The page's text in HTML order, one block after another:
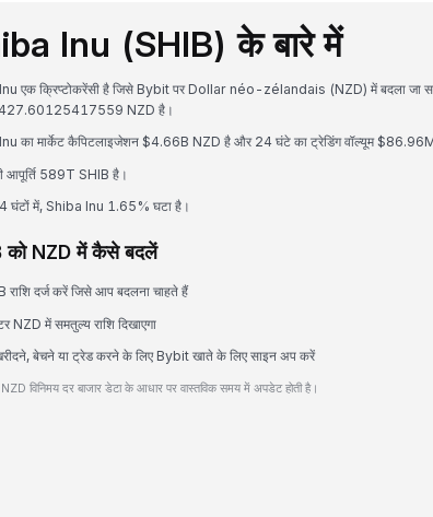
Inu (SHIB) के बारे में
एक क्रिप्टोकरेंसी है जिसे Bybit पर Dollar néo-zélandais (NZD) में बदला जा
NZD है।
का मार्केट कैपिटलाइजेशन $4.66B NZD है और 24 घंटे का ट्रेडिंग वॉल्यूम
आपूर्ति 589T SHIB है।
घंटों में, Shiba Inu 1.65% घटा है।
को NZD में कैसे बदलें
राशि दर्ज करें जिसे आप बदलना चाहते हैं
NZD में समतुल्य राशि दिखाएगा
बेचने या ट्रेड करने के लिए Bybit खाते के लिए साइन अप करें
विनिमय दर बाजार डेटा के आधार पर वास्तविक समय में अपडेट होती है।